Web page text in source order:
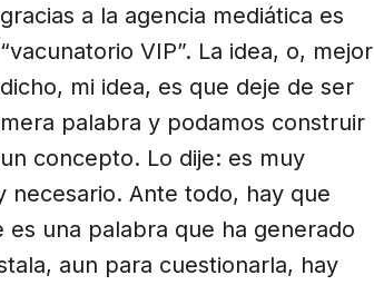
gracias a la agencia mediática es
“vacunatorio VIP”. La idea, o, mejor
dicho, mi idea, es que deje de ser
mera palabra y podamos construir
un concepto. Lo dije: es muy
Ante todo, hay que
una palabra que ha generado
aun para cuestionarla, hay